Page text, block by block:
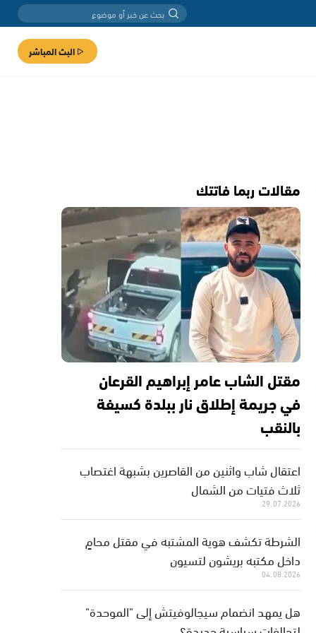
البث المباشر
مقالات ربما فاتتك
مقتل الشاب عامر إبراهيم القرعان
في جريمة إطلاق نار ببلدة كسيفة
بالنقب
اعتقال شاب واثنين من القاصرين بشبهة اغتصاب
ثلاث فتيات من الشمال
29.07.2026
الشرطة تكشف هوية المشتبه في مقتل محامٍ
داخل مكتبه بريشون لتسيون
04.08.2026
هل يمهد انضمام سيجالوفيتش إلى "الموحدة"